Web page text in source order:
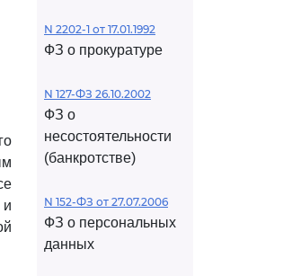
N 2202-1 от 17.01.1992
ФЗ о прокуратуре
N 127-ФЗ 26.10.2002
ФЗ о
несостоятельности
(банкротстве)
N 152-ФЗ от 27.07.2006
ФЗ о персональных
данных